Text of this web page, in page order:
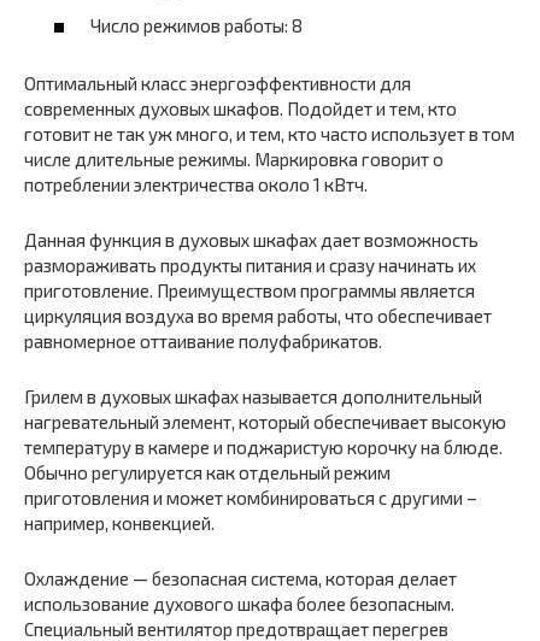
Число режимов работы: 8
Оптимальный класс энергоэффективности для
современных духовых шкафов. Подойдет и тем, кто
готовит не так уж много, и тем, кто часто использует в том
числе длительные режимы. Маркировка говорит о
потреблении электричества около 1 кВтч.
Данная функция в духовых шкафах дает возможность
размораживать продукты питания и сразу начинать их
приготовление. Преимуществом программы является
циркуляция воздуха во время работы, что обеспечивает
равномерное оттаивание полуфабрикатов.
Грилем в духовых шкафах называется дополнительный
нагревательный элемент, который обеспечивает высокую
температуру в камере и поджаристую корочку на блюде.
Обычно регулируется как отдельный режим
приготовления и может комбинироваться с другими –
например, конвекцией.
Охлаждение — безопасная система, которая делает
использование духового шкафа более безопасным.
Специальный вентилятор предотвращает перегрев